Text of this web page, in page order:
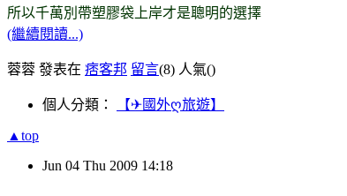
所以千萬別帶塑膠袋上岸才是聰明的選擇
(繼續閱讀...)
蓉蓉 發表在 痞客邦 留言(8) 人氣()
個人分類： 【✈國外ღ旅遊】
▲top
Jun 04 Thu 2009 14:18